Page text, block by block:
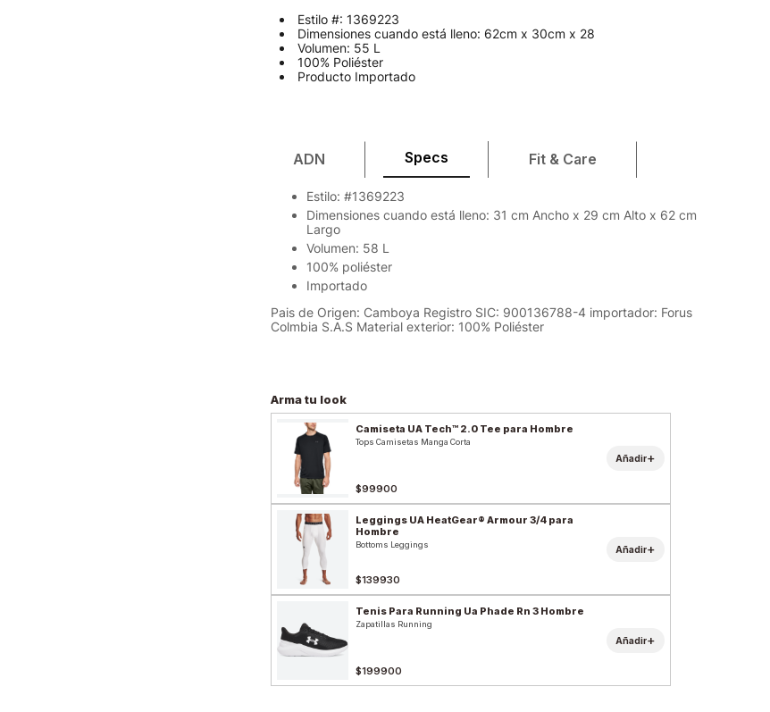
Estilo #: 1369223
Dimensiones cuando está lleno: 62cm x 30cm x 28
Volumen: 55 L
100% Poliéster
Producto Importado
ADN Specs Fit & Care
Estilo: #1369223
Dimensiones cuando está lleno: 31 cm Ancho x 29 cm Alto x 62 cm
Largo
Volumen: 58 L
100% poliéster
Importado
Pais de Origen: Camboya Registro SIC: 900136788-4 importador: Forus
Colmbia S.A.S Material exterior: 100% Poliéster
Arma tu look
Camiseta UA Tech™ 2.0 Tee para Hombre
Tops Camisetas Manga Corta
$99900
Añadir+
Leggings UA HeatGear® Armour 3/4 para
Hombre
Bottoms Leggings
$139930
Añadir+
Tenis Para Running Ua Phade Rn 3 Hombre
Zapatillas Running
$199900
Añadir+